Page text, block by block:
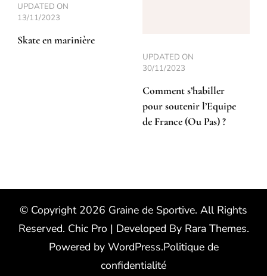
UPDATED ON
13/11/2023
Skate en marinière
UPDATED ON
30/11/2023
Comment s’habiller
pour soutenir l’Equipe
de France (Ou Pas) ?
© Copyright 2026 Graine de Sportive. All Rights
Reserved. Chic Pro | Developed By Rara Themes.
Powered by WordPress.Politique de
confidentialité